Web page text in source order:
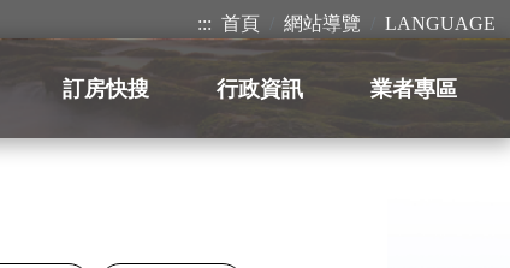
::: 首頁 網站導覽 LANGUAGE
訂房快搜 行政資訊 業者專區